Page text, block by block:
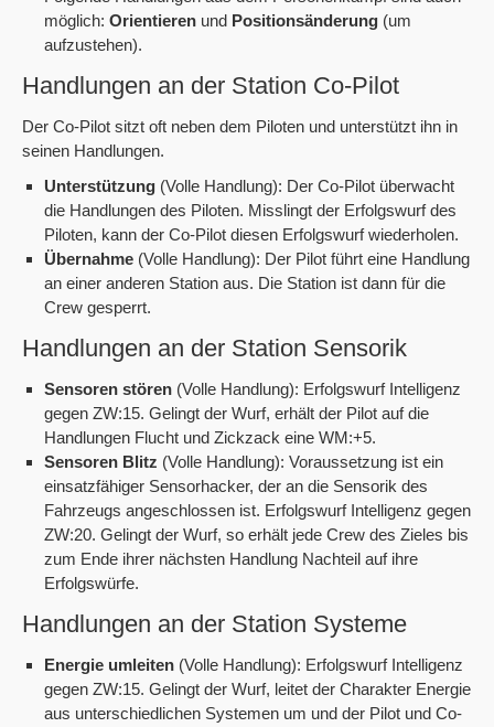
möglich: Orientieren und Positionsänderung (um
aufzustehen).
Handlungen an der Station Co-Pilot
Der Co-Pilot sitzt oft neben dem Piloten und unterstützt ihn in
seinen Handlungen.
Unterstützung (Volle Handlung): Der Co-Pilot überwacht
die Handlungen des Piloten. Misslingt der Erfolgswurf des
Piloten, kann der Co-Pilot diesen Erfolgswurf wiederholen.
Übernahme (Volle Handlung): Der Pilot führt eine Handlung
an einer anderen Station aus. Die Station ist dann für die
Crew gesperrt.
Handlungen an der Station Sensorik
Sensoren stören (Volle Handlung): Erfolgswurf Intelligenz
gegen ZW:15. Gelingt der Wurf, erhält der Pilot auf die
Handlungen Flucht und Zickzack eine WM:+5.
Sensoren Blitz (Volle Handlung): Voraussetzung ist ein
einsatzfähiger Sensorhacker, der an die Sensorik des
Fahrzeugs angeschlossen ist. Erfolgswurf Intelligenz gegen
ZW:20. Gelingt der Wurf, so erhält jede Crew des Zieles bis
zum Ende ihrer nächsten Handlung Nachteil auf ihre
Erfolgswürfe.
Handlungen an der Station Systeme
Energie umleiten (Volle Handlung): Erfolgswurf Intelligenz
gegen ZW:15. Gelingt der Wurf, leitet der Charakter Energie
aus unterschiedlichen Systemen um und der Pilot und Co-